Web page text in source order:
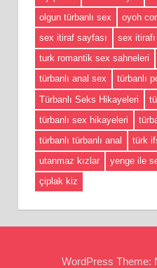
olgun türbanlı sex
oyoh
sex itiraf sayfası
sex itirafı
turk romantik sex sahneleri
türbanlı anal sex
türbanlı
Türbanlı Seks Hikayeleri
türbanlı sex hikayeleri
türbanlı türbanlı anal
türk
utanmaz kızlar
yenge ile
çiplak kiz
WordPress Theme: